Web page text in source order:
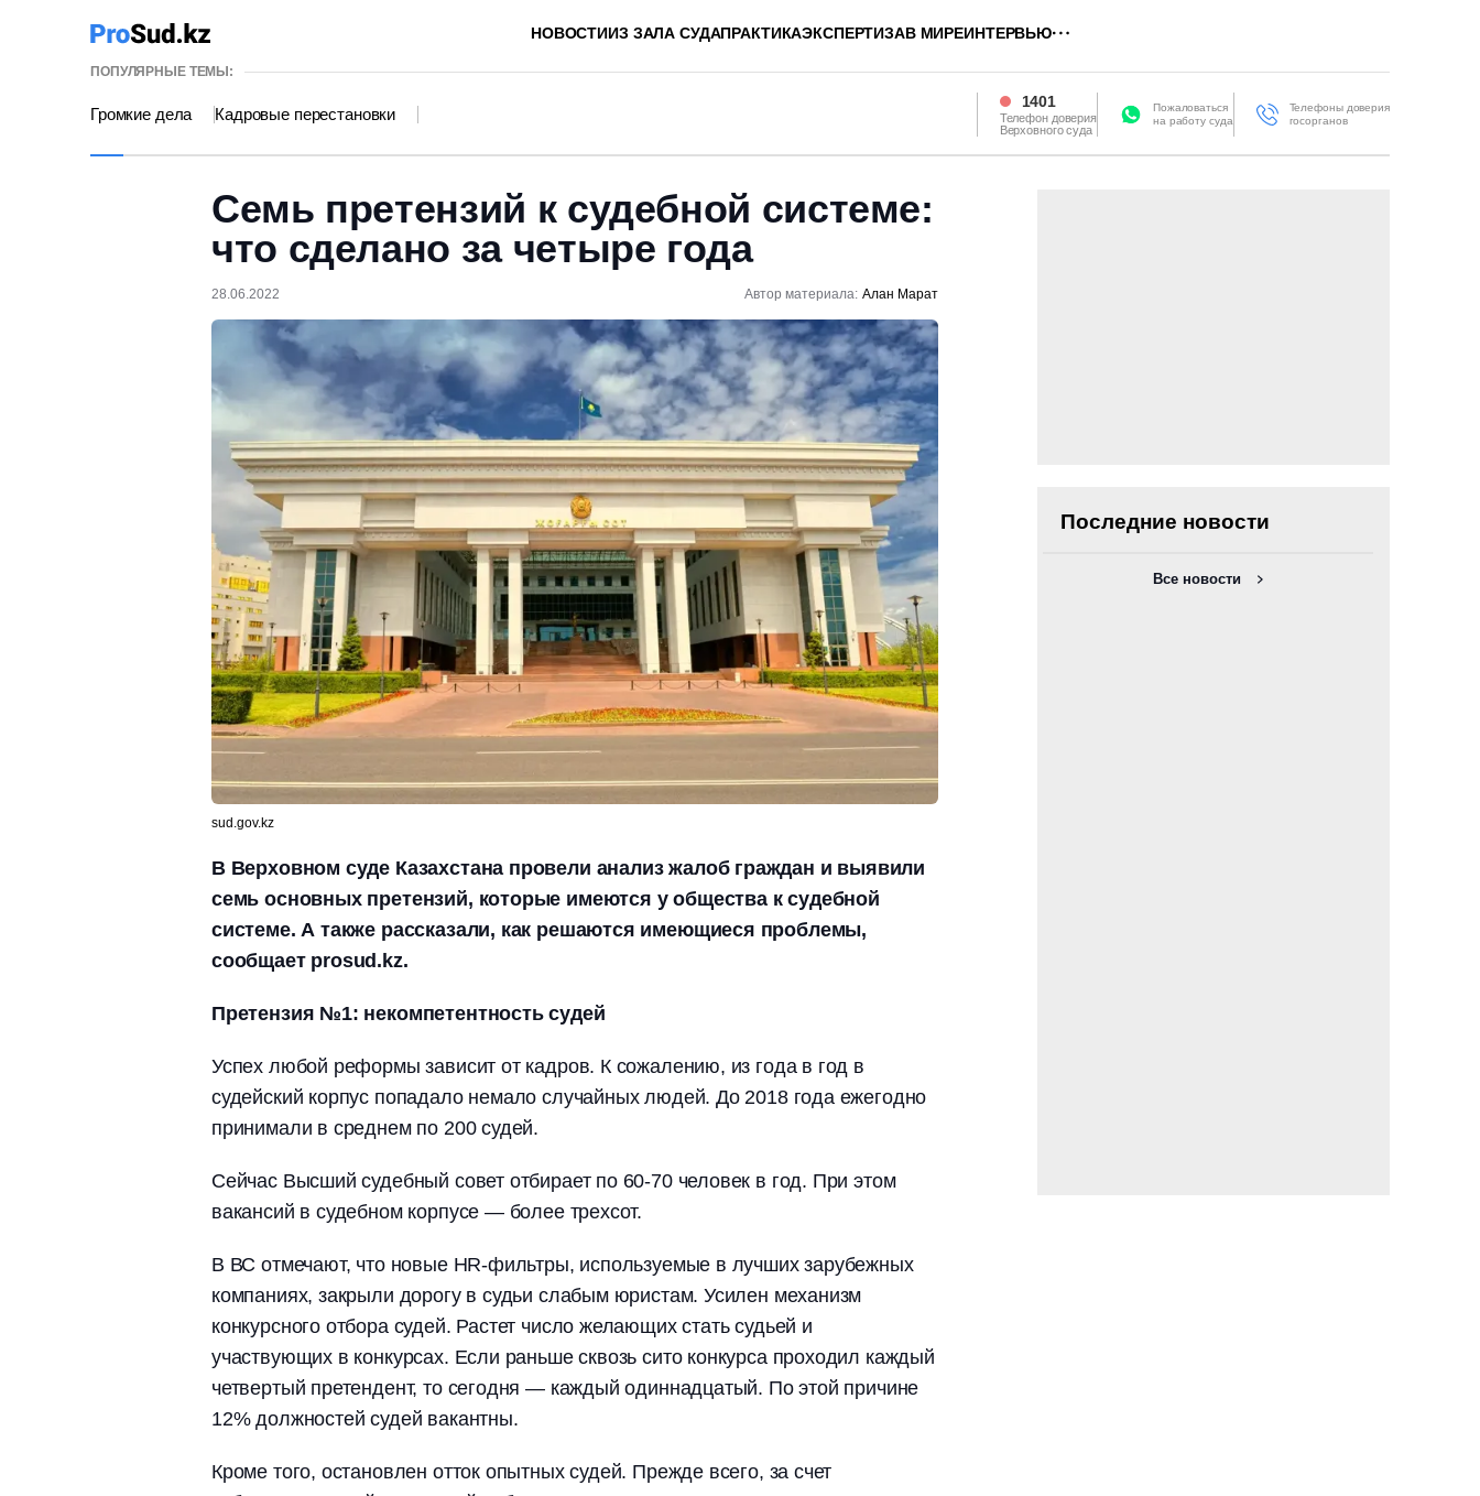
НОВОСТИИЗ ЗАЛА СУДАПРАКТИКАЭКСПЕРТИЗАВ МИРЕИНТЕРВЬЮ
ПОПУЛЯРНЫЕ ТЕМЫ:
Громкие дела Кадровые перестановки
1401
Телефон доверия
Верховного суда
Пожаловаться
на работу суда
Телефоны доверия
госорганов
Семь претензий к судебной системе:
что сделано за четыре года
28.06.2022 Автор материала: Алан Марат
sud.gov.kz
В Верховном суде Казахстана провели анализ жалоб граждан и выявили
семь основных претензий, которые имеются у общества к судебной
системе. А также рассказали, как решаются имеющиеся проблемы,
сообщает prosud.kz.
Претензия №1: некомпетентность судей
Успех любой реформы зависит от кадров. К сожалению, из года в год в
судейский корпус попадало немало случайных людей. До 2018года ежегодно
принимали в среднем по 200 судей.
Сейчас Высший судебный совет отбирает по 60-70 человек в год. При этом
вакансий в судебном корпусе ― более трехсот.
В ВС отмечают, что новые HR-фильтры, используемые в лучших зарубежных
компаниях, закрыли дорогу в судьи слабым юристам. Усилен механизм
конкурсного отбора судей. Растет число желающих стать судьей и
участвующих в конкурсах. Если раньше сквозь сито конкурса проходил каждый
четвертый претендент, то сегодня ― каждый одиннадцатый. По этой причине
12% должностей судей вакантны.
Кроме того, остановлен отток опытных судей. Прежде всего, за счет
Последние новости
Все новости